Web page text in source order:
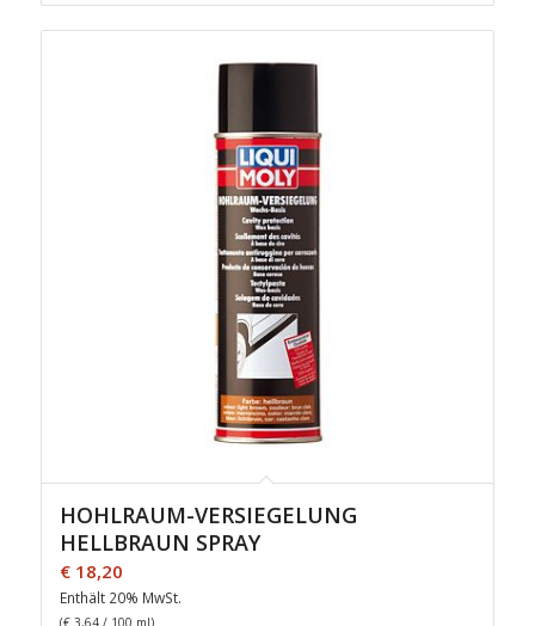
HOHLRAUM-VERSIEGELUNG
HELLBRAUN SPRAY
€18,20
Enthält 20% MwSt.